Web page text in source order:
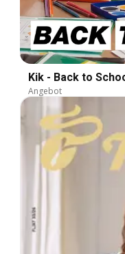
Kik - Back to
Angebot